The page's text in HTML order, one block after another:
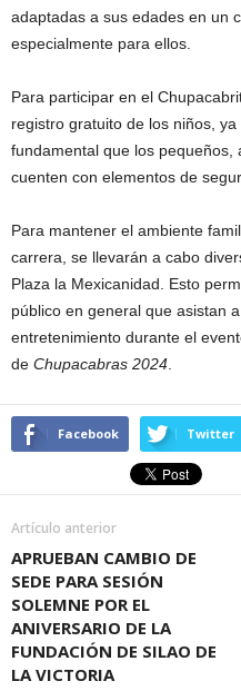
adaptadas a sus edades en un
especialmente para ellos.
Para participar en el
registro gratuito de los niños,
fundamental que los pequeños,
cuenten con elementos de
Para mantener el ambiente
carrera, se llevarán a cabo
Plaza la Mexicanidad. Esto
público en general que asistan
entretenimiento durante el
de Chupacabras 2024
Facebook Twitter
Artículo anterior
APRUEBAN CAMBIO DE
SEDE PARA SESIÓN
SOLEMNE POR EL
ANIVERSARIO DE LA
FUNDACIÓN DE SILAO DE
LA VICTORIA